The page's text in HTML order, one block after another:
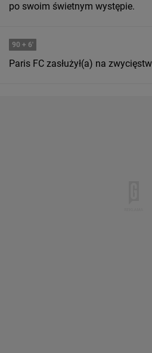
po swoim świetnym występie.
90 + 6'
Paris FC zasłużył(a) na